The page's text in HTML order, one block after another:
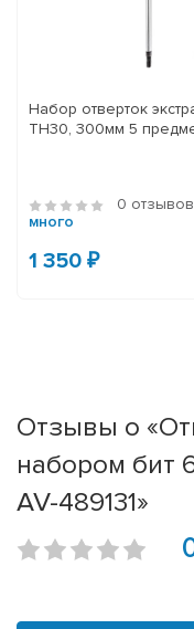
Набор отверток
TH30, 300мм 5
0 отзывов
много
1 350 ₽
Отзывы о
набором бит
AV-489131»